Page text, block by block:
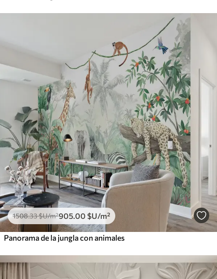
1508.33$U/m²905 .00 $U/m²
Panorama de la jungla con animales